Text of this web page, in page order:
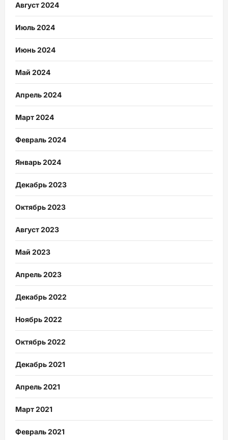
Август 2024
Июль 2024
Июнь 2024
Май 2024
Апрель 2024
Март 2024
Февраль 2024
Январь 2024
Декабрь 2023
Октябрь 2023
Август 2023
Май 2023
Апрель 2023
Декабрь 2022
Ноябрь 2022
Октябрь 2022
Декабрь 2021
Апрель 2021
Март 2021
Февраль 2021